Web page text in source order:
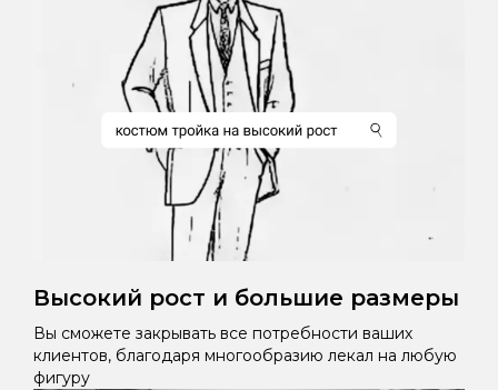
Высокий рост и большие размеры
Вы сможете закрывать все потребности ваших
клиентов, благодаря многообразию лекал на любую
фигуру